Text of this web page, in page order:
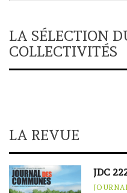
LA SÉLECTION
COLLECTIVITÉS
LA REVUE
JDC